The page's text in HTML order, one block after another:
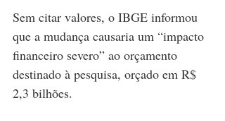
Sem citar valores, o IBGE informou
que a mudança causaria um “impacto
financeiro severo” ao orçamento
destinado à pesquisa, orçado em R$
2,3 bilhões.